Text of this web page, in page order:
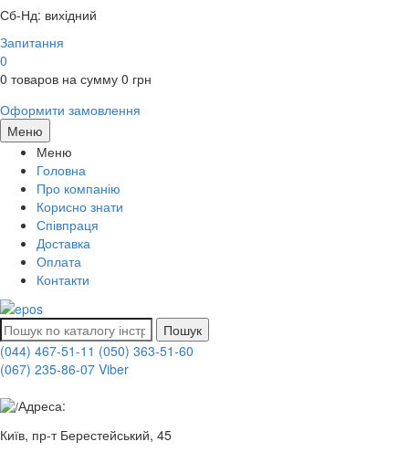
Сб-Нд: вихідний
Запитання
0
0 товаров на сумму 0 грн
Оформити замовлення
Меню
Меню
Головна
Про компанію
Корисно знати
Співпраця
Доставка
Оплата
Контакти
Пошук
(044) 467-51-11 (050) 363-51-60
(067) 235-86-07 Viber
Адреса:
Київ, пр-т Берестейський, 45